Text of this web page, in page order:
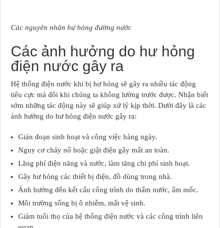
Các nguyên nhân hư hỏng đường nước
Các ảnh hưởng do hư hỏng
điện nước gây ra
Hệ thống điện nước khi bị hư hỏng sẽ gây ra nhiều tác động
tiêu cực mà đôi khi chúng ta không lường trước được. Nhận biết
sớm những tác động này sẽ giúp xử lý kịp thời. Dưới đây là các
ảnh hưởng do hư hỏng điện nước gây ra:
Gián đoạn sinh hoạt và công việc hàng ngày.
Nguy cơ cháy nổ hoặc giật điện gây mất an toàn.
Lãng phí điện năng và nước, làm tăng chi phí sinh hoạt.
Gây hư hỏng các thiết bị điện, đồ dùng trong nhà.
Ảnh hưởng đến kết cấu công trình do thấm nước, ẩm mốc.
Môi trường sống bị ô nhiễm, mất vệ sinh.
Giảm tuổi thọ của hệ thống điện nước và các công trình liên